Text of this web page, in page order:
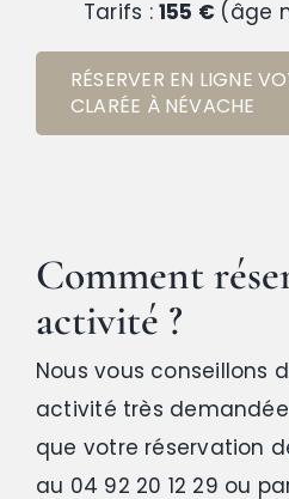
Tarifs :155 € (âge
RÉSERVER EN LIGNE
CLARÉE À NÉVACHE
Comment
activité ?
Nous vous conseillons
activité très
que votre réservation
au 04 92 20 12 29 ou